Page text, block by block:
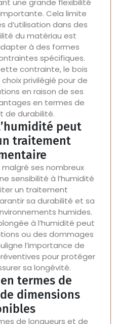
une grande flexibilité
Cela limite
d’utilisation dans des
du matériau est
à des formes
spécifiques.
contrainte, le bois
privilégié pour de
en raison de ses
en termes de
de durabilité.
peut
traitement
ses nombreux
sensibilité à l’humidité
un traitement
sa durabilité et sa
humides.
à l’humidité peut
ou des dommages
l’importance de
pour protéger
sa longévité.
termes de
dimensions
de longueurs et de